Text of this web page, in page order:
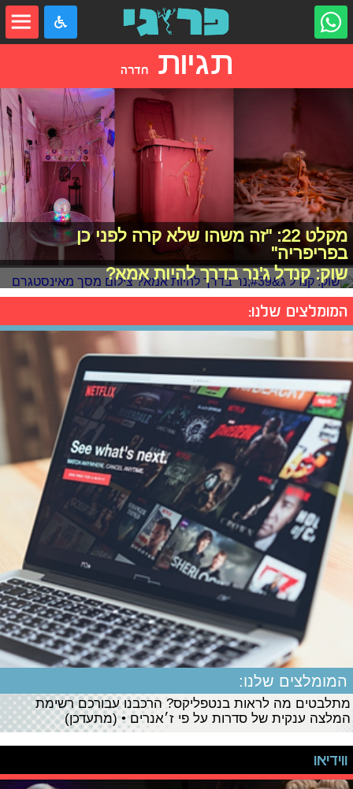
תגיותחדרה
מקלט 22: "זה משהו שלא קרה לפני כן
בפריפריה"
שוק: קנדל ג'נר בדרך להיות אמא?
המומלצים שלנו:
המומלצים שלנו:
מתלבטים מה לראות בנטפליקס? הרכבנו עבורכם רשימת
המלצה ענקית של סדרות על פי ז׳אנרים • (מתעדכן)
ווידיאו